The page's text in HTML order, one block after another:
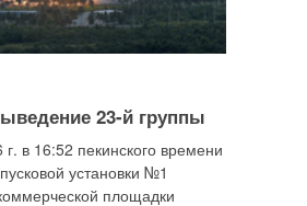
23-й группы
г. в 16:52 пекинского времени
установки №1
площадки